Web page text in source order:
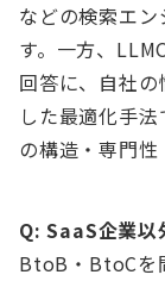
などの検索エ
す。一方、
回答に、自社
した最適化手
の構造・専門性
Q: SaaS企業以
BtoB・BtoCを